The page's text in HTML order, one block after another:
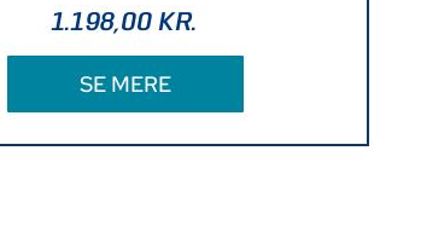
1.198,00KR.
SE MERE